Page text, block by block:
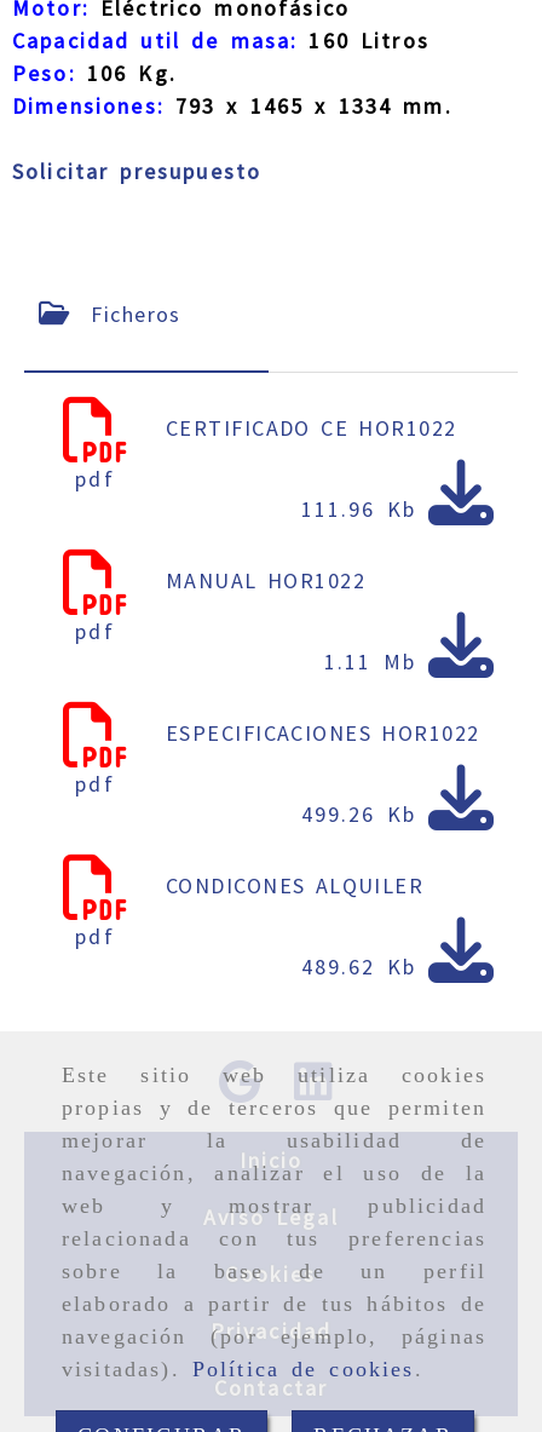
Este sitio web utiliza cookies
propias y de terceros que permiten
mejorar la usabilidad de
navegación, analizar el uso de la
web y mostrar publicidad
relacionada con tus preferencias
sobre la base de un perfil
elaborado a partir de tus hábitos de
navegación (por ejemplo, páginas
visitadas). Política de cookies .
Motor: Eléctrico monofásico
Capacidad util de masa: 160 Litros
Peso: 106 Kg.
Dimensiones: 793 x 1465 x 1334 mm.
Solicitar presupuesto
Ficheros
pdf
CERTIFICADO CE HOR1022
111.96 Kb
pdf
MANUAL HOR1022
1.11 Mb
pdf
ESPECIFICACIONES HOR1022
499.26 Kb
pdf
CONDICONES ALQUILER
489.62 Kb
Inicio
Aviso Legal
Cookies
Privacidad
Contactar